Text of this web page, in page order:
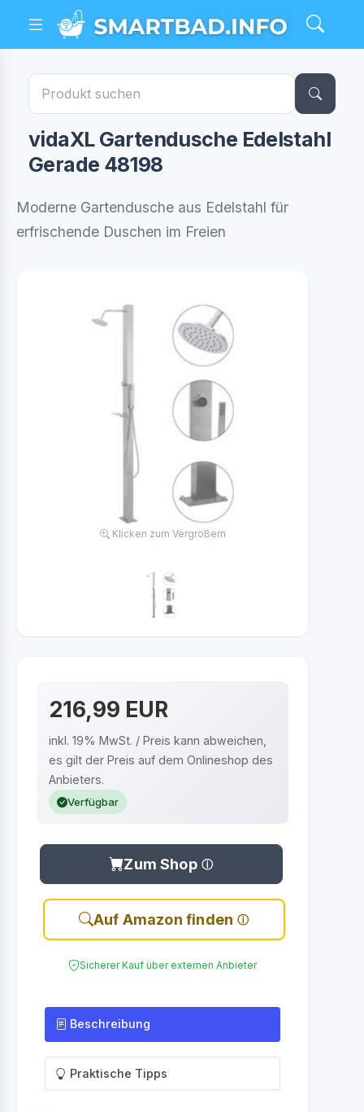
vidaXL Gartendusche Edelstahl
Gerade 48198
Moderne Gartendusche aus Edelstahl für
erfrischende Duschen im Freien
Klicken zum Vergrößern
216,99 EUR
inkl. 19% MwSt. / Preis kann abweichen,
es gilt der Preis auf dem Onlineshop des
Anbieters.
Verfügbar
Zum Shop
Auf Amazon finden
Sicherer Kauf über externen Anbieter
Beschreibung
Praktische Tipps